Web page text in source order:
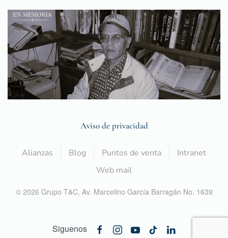
Aviso de privacidad
Alianzas Blog Puntos de venta
Intranet
Web mail
© 2026 Grupo T&C, Av. Marcelino García Barragán No. 1639
Siguenos